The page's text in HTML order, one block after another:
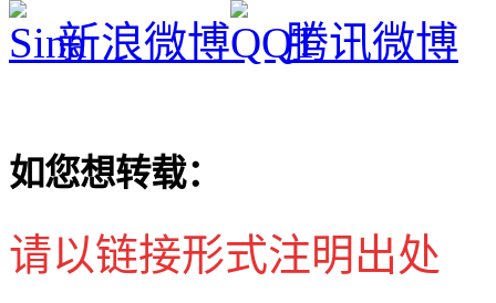
新浪微博 腾讯微博
如您想转载：
请以链接形式注明出处